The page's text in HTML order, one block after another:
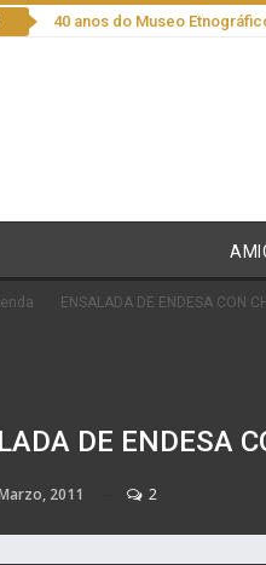
40 anos do Museo
ENSALADA DE ENDESA CON
DE ENDESA
2011 2